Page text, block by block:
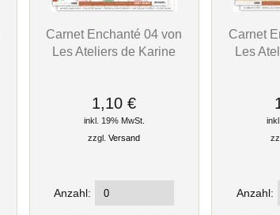
Carnet Enchanté 04 von
Les Ateliers de Karine
1,10 €
inkl. 19% MwSt.
zzgl.Versand
Anzahl:
Carnet
Les
Anzahl: